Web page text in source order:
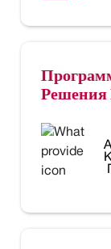
Решения